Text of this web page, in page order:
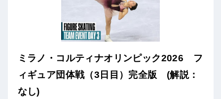
ミラノ・コルティナオリンピック2026 フ
ィギュア団体戦（3日目）完全版 (解説：
なし)